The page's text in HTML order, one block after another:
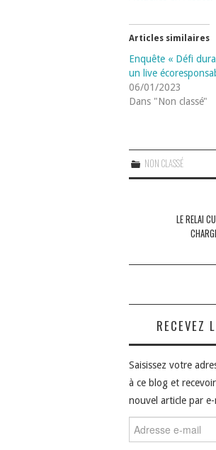
Articles similaires
Enquête « Défi
un live
06/01/2023
Dans "Non classé"
NON CLASSÉ
LE RELAI
RECEVEZ
Saisissez votre
à ce blog et
nouvel article par e-
e-